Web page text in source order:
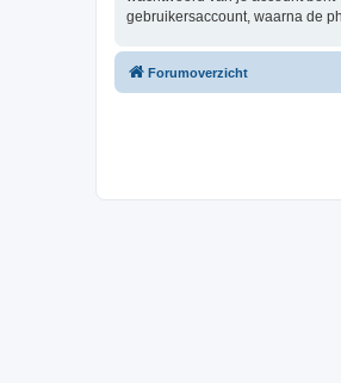
gebruikersaccount, waarna de
Forumoverzicht